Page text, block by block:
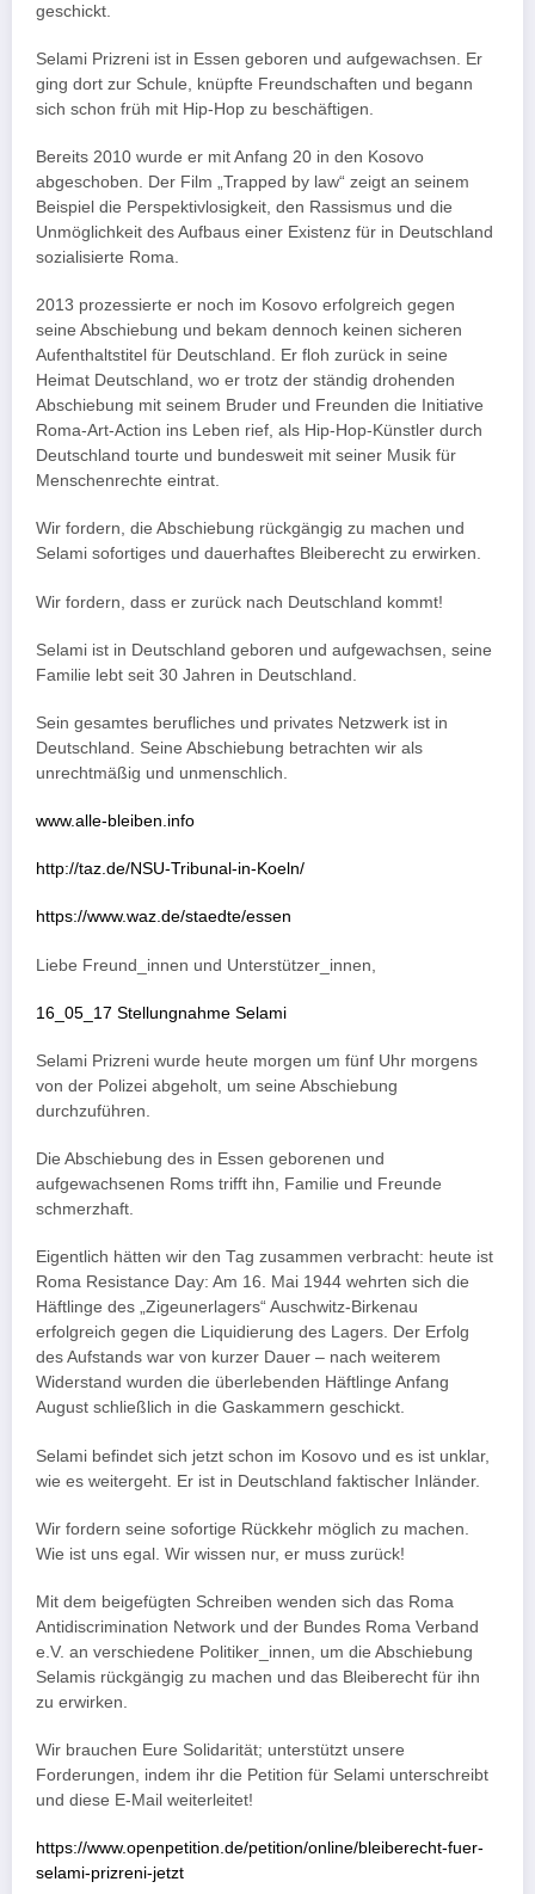
geschickt.
Selami Prizreni ist in Essen geboren und aufgewachsen. Er
ging dort zur Schule, knüpfte Freundschaften und begann
sich schon früh mit Hip-Hop zu beschäftigen.
Bereits 2010 wurde er mit Anfang 20 in den Kosovo
abgeschoben. Der Film „Trapped by law“ zeigt an seinem
Beispiel die Perspektivlosigkeit, den Rassismus und die
Unmöglichkeit des Aufbaus einer Existenz für in Deutschland
sozialisierte Roma.
2013 prozessierte er noch im Kosovo erfolgreich gegen
seine Abschiebung und bekam dennoch keinen sicheren
Aufenthaltstitel für Deutschland. Er floh zurück in seine
Heimat Deutschland, wo er trotz der ständig drohenden
Abschiebung mit seinem Bruder und Freunden die Initiative
Roma-Art-Action ins Leben rief, als Hip-Hop-Künstler durch
Deutschland tourte und bundesweit mit seiner Musik für
Menschenrechte eintrat.
Wir fordern, die Abschiebung rückgängig zu machen und
Selami sofortiges und dauerhaftes Bleiberecht zu erwirken.
Wir fordern, dass er zurück nach Deutschland kommt!
Selami ist in Deutschland geboren und aufgewachsen, seine
Familie lebt seit 30 Jahren in Deutschland.
Sein gesamtes berufliches und privates Netzwerk ist in
Deutschland. Seine Abschiebung betrachten wir als
unrechtmäßig und unmenschlich.
www.alle-bleiben.info
http://taz.de/NSU-Tribunal-in-Koeln/
https://www.waz.de/staedte/essen
Liebe Freund_innen und Unterstützer_innen,
16_05_17 Stellungnahme Selami
Selami Prizreni wurde heute morgen um fünf Uhr morgens
von der Polizei abgeholt, um seine Abschiebung
durchzuführen.
Die Abschiebung des in Essen geborenen und
aufgewachsenen Roms trifft ihn, Familie und Freunde
schmerzhaft.
Eigentlich hätten wir den Tag zusammen verbracht: heute ist
Roma Resistance Day: Am 16. Mai 1944 wehrten sich die
Häftlinge des „Zigeunerlagers“ Auschwitz-Birkenau
erfolgreich gegen die Liquidierung des Lagers. Der Erfolg
des Aufstands war von kurzer Dauer – nach weiterem
Widerstand wurden die überlebenden Häftlinge Anfang
August schließlich in die Gaskammern geschickt.
Selami befindet sich jetzt schon im Kosovo und es ist unklar,
wie es weitergeht. Er ist in Deutschland faktischer Inländer.
Wir fordern seine sofortige Rückkehr möglich zu machen.
Wie ist uns egal. Wir wissen nur, er muss zurück!
Mit dem beigefügten Schreiben wenden sich das Roma
Antidiscrimination Network und der Bundes Roma Verband
e.V. an verschiedene Politiker_innen, um die Abschiebung
Selamis rückgängig zu machen und das Bleiberecht für ihn
zu erwirken.
Wir brauchen Eure Solidarität; unterstützt unsere
Forderungen, indem ihr die Petition für Selami unterschreibt
und diese E-Mail weiterleitet!
https://www.openpetition.de/petition/online/bleiberecht-fuer-
selami-prizreni-jetzt